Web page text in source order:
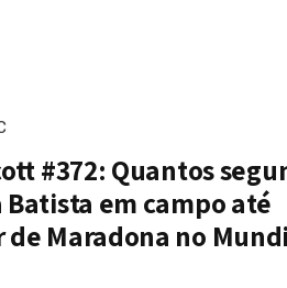
#372: Quantos
em campo até
de Maradona no